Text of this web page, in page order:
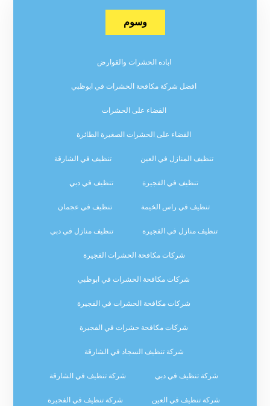
وسوم
اباده الحشرات والقوارض
افضل شركة مكافحة الحشرات في ابوظبي
القضاء على الحشرات
القضاء على الحشرات الصغيرة الطائرة
تنظيف المنازل في العين تنظيف في الشارقة
تنظيف في الفجيرة تنظيف في دبي
تنظيف في راس الخيمة تنظيف في عجمان
تنظيف منازل في الفجيرة تنظيف منازل في دبي
شركات مكافحة الحشرات الفجيرة
شركات مكافحة الحشرات في ابوظبي
شركات مكافحة الحشرات في الفجيرة
شركات مكافحة حشرات في الفجيرة
شركة تنظيف السجاد في الشارقة
شركة تنظيف في دبي شركة تنظيف في الشارقة
شركة تنظيف في العين شركة تنظيف في الفجيرة